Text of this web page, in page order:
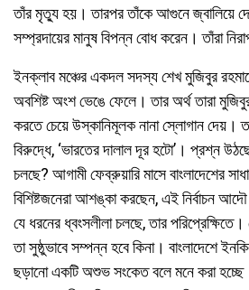
তাঁর মৃত্যু হয়। তারপর তাঁকে আগুনে জ্বালিয়ে
সম্প্রদায়ের মানুষ বিপন্ন বোধ করেন। তাঁরা
ইনক্লাব মঞ্চের একদল সদস্য শেখ মুজিবুর
অবশিষ্ট অংশ ভেঙে ফেলে। তার অর্থ তারা
করতে চেয়ে উস্কানিমূলক নানা স্লোগান দেয়।
বিরুদ্ধে, ‘ভারতের দালাল দূর হটো’। প্রশ্ন
চলছে? আগামী ফেব্রুয়ারি মাসে বাংলাদেশের
বিশিষ্টজনেরা আশঙ্কা করছেন, এই নির্বাচন আদৌ
যে ধরনের ধ্বংসলীলা চলছে, তার পরিপ্রেক্ষিতে।
তা সুষ্ঠুভাবে সম্পন্ন হবে কিনা। বাংলাদেশে
ছড়ানো একটি অশুভ সংকেত বলে মনে করা হচ্ছে।